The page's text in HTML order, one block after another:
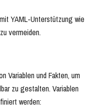
YAML-Unterstützung wie
vermeiden.
Variablen und Fakten, um
zu gestalten. Variablen
werden: